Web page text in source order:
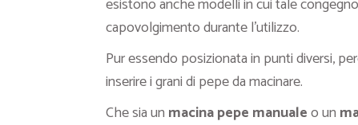
esistono anche modelli in cui tale
capovolgimento durante l’utilizzo.
Pur essendo posizionata in punti diversi,
inserire i grani di pepe da macinare.
Che sia un macina pepe manualeo un